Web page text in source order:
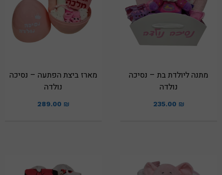
מתנה ליולדת בת – נסיכה
נולדה
235.00 ₪
מארז ביצת הפתעה – נסיכה
נולדה
289.00 ₪